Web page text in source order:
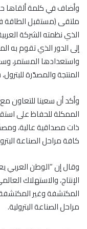
وأضاف في كلمة ألقاها
ملتقى (مستقبل الطاقة
الذي نظمته الشركة
إلى الدور الذي تقوم به
واستعدادها المستمر،
المنتجة والمصدّرة
وأكد أن سعينا للتعاون
الممكلة للحفاظ على
ذات مصداقية عالية،
كافة مراحل الصناعة
وقال إن “الوطن العربي
الإنتاج، والاستهلاك
المكتشفة وغير
مراحل الصناعة البترولية.